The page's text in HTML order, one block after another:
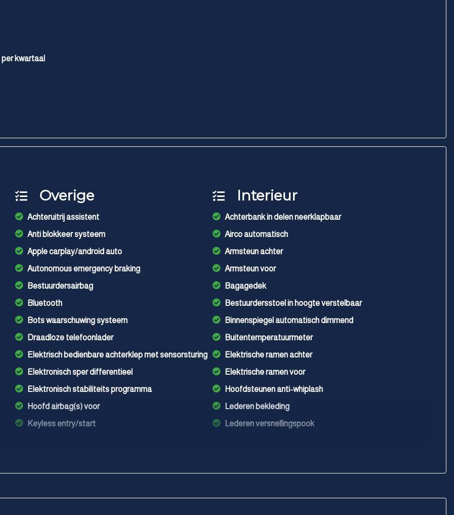
per kwartaal
Overige
Achteruitrij assistent
Anti blokkeer systeem
Apple carplay/android auto
Autonomous emergency braking
Bestuurdersairbag
Bluetooth
Bots waarschuwing systeem
Draadloze telefoonlader
Elektrisch bedienbare achterklep met sensorsturing
Elektronisch sper differentieel
Elektronisch stabiliteits programma
Hoofd airbag(s) voor
Keyless entry/start
Passagiersairbag
Interieur
Achterbank in delen neerklapbaar
Airco automatisch
Armsteun achter
Armsteun voor
Bagagedek
Bestuurdersstoel in hoogte verstelbaar
Binnenspiegel automatisch dimmend
Buitentemperatuurmeter
Elektrische ramen achter
Elektrische ramen voor
Hoofdsteunen anti-whiplash
Lederen bekleding
Lederen versnellingspook
Passagiersstoel in hoogte verstelbaar